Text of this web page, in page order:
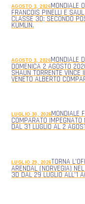
AGOSTO 3, 2026MONDIALE
FRANCOIS PINELLI E
CLASSE 3D; SECONDO
KUMLIN.
AGOSTO 3, 2026MONDIALE
DOMENICA 2 AGOSTO
SHAUN TORRENTE
VENETO ALBERTO
LUGLIO 30, 2026MONDIALE
COMPARATO
DAL 31 LUGLIO AL 2
LUGLIO 29, 2026TORNA
ARENDAL (NORVEGIA)
3D DAL 29 LUGLIO ALL’1